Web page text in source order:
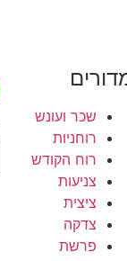
שכר ועונש
רוחניות
רוח הקודש
צניעות
ציצית
צדקה
פרשת